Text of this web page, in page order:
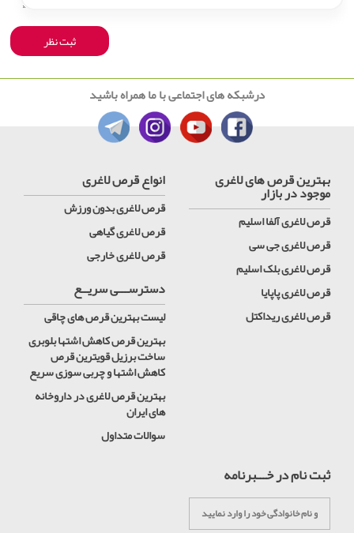
درشبکه های اجتماعی با ما همراه باشید
بهترین قرص های لاغری
موجود در بازار
قرص لاغری آلفا اسلیم
قرص لاغری جی سی
قرص لاغری بلک اسلیم
قرص لاغری پاپایا
قرص لاغری ریداکتل
انواع قرص لاغری
قرص لاغری بدون ورزش
قرص لاغری گیاهی
قرص لاغری خارجی
دسترســـی سریــع
لیست بهترین قرص های چاقی
بهترین قرص کاهش اشتها بلوبری
ساخت برزیل قویترین قرص
کاهش اشتها و چربی سوزی سریع
بهترین قرص لاغری در داروخانه
های ایران
سوالات متداول
ثبت نام در خـــبرنامه